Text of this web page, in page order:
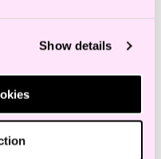
Show details